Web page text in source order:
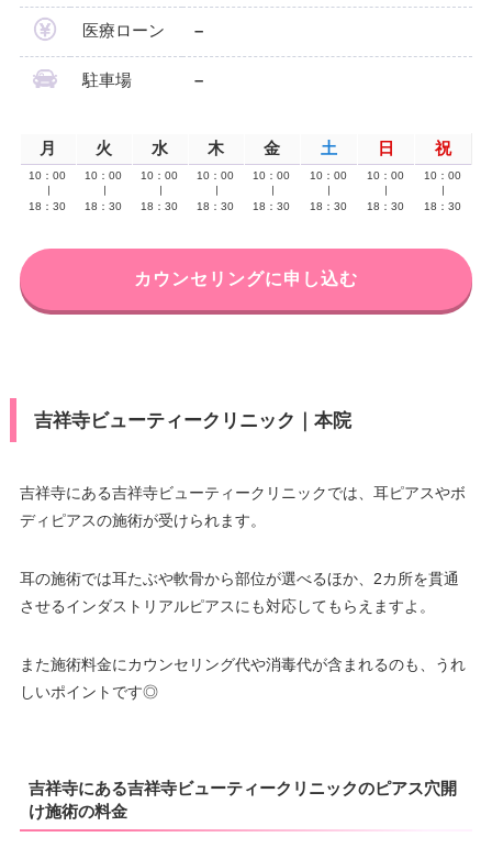
医療ローン –
駐車場 –
月 火 水 木 金 土 日 祝
10：00
18：30
10：00
18：30
10：00
18：30
10：00
18：30
10：00
18：30
10：00
18：30
10：00
18：30
10：00
18：30
カウンセリングに申し込む
吉祥寺ビューティークリニック｜本院
吉祥寺にある吉祥寺ビューティークリニックでは、耳ピアスやボ
ディピアスの施術が受けられます。
耳の施術では耳たぶや軟骨から部位が選べるほか、2カ所を貫通
させるインダストリアルピアスにも対応してもらえますよ。
また施術料金にカウンセリング代や消毒代が含まれるのも、うれ
しいポイントです◎
吉祥寺にある吉祥寺ビューティークリニックのピアス穴開
け施術の料金